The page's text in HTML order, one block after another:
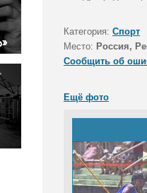
Категория: Спорт
Место: Россия,
Сообщить об
Ещё фото